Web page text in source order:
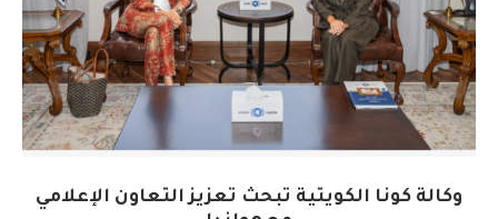
وكالة كونا الكويتية تبحث تعزيز التعاون الإعلامي